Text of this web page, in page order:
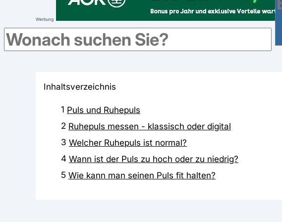
Werbung
Inhaltsverzeichnis
1 Puls und Ruhepuls
2 Ruhepuls messen - klassisch oder digital
3 Welcher Ruhepuls ist normal?
4 Wann ist der Puls zu hoch oder zu niedrig?
5 Wie kann man seinen Puls fit halten?